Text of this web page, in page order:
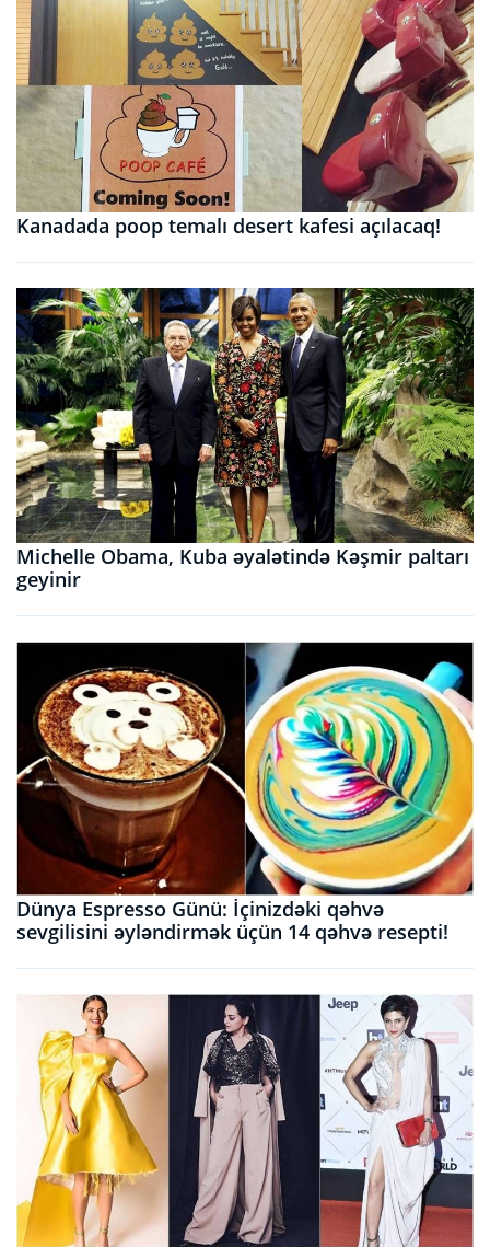
Kanadada poop temalı desert kafesi açılacaq!
Michelle Obama, Kuba əyalətində Kəşmir paltarı
geyinir
Dünya Espresso Günü: İçinizdəki qəhvə
sevgilisini əyləndirmək üçün 14 qəhvə resepti!